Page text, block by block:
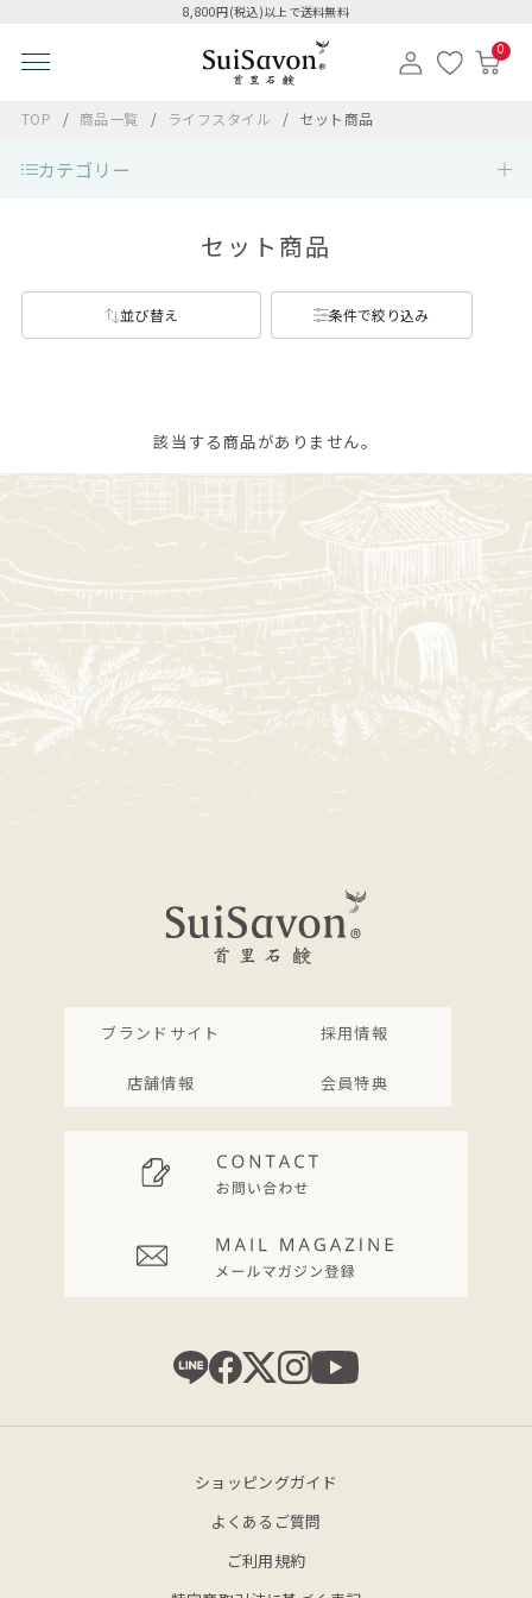
8,800円(税込)以上で送料無料
0
TOP 商品一覧 ライフスタイル セット商品
カテゴリー
セット商品
並び替え 条件で絞り込み
該当する商品がありません。
ブランドサイト 採用情報
店舗情報 会員特典
ショッピングガイド
よくあるご質問
ご利用規約